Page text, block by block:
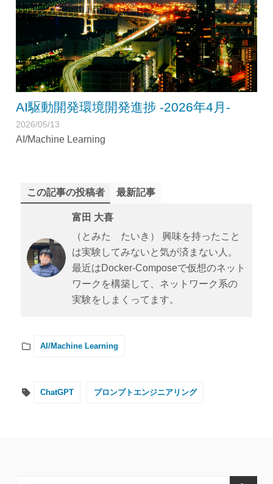
AI駆動開発環境開発進捗 -2026年4月-
2026/05/13
AI/Machine Learning
この記事の投稿者 最新記事
富田 大喜
（とみた たいき） 興味を持ったこと
は実験してみないと気が済まない人。
最近はDocker-Composeで仮想のネット
ワークを構築して、ネットワーク系の
実験をしまくってます。
AI/Machine Learning
ChatGPT プロンプトエンジニアリング